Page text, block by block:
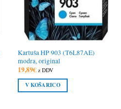
Kartuša HP 903 (T6L87AE)
modra, original
19,89€ z DDV
V KOŠARICO